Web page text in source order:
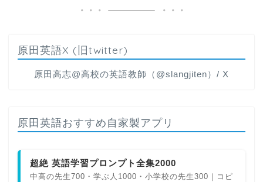
原田英語X (旧twitter)
原田高志@高校の英語教師（@slangjiten）/ X
原田英語おすすめ自家製アプリ
超絶 英語学習プロンプト全集2000
中高の先生700・学ぶ人1000・小学校の先生300｜コピ